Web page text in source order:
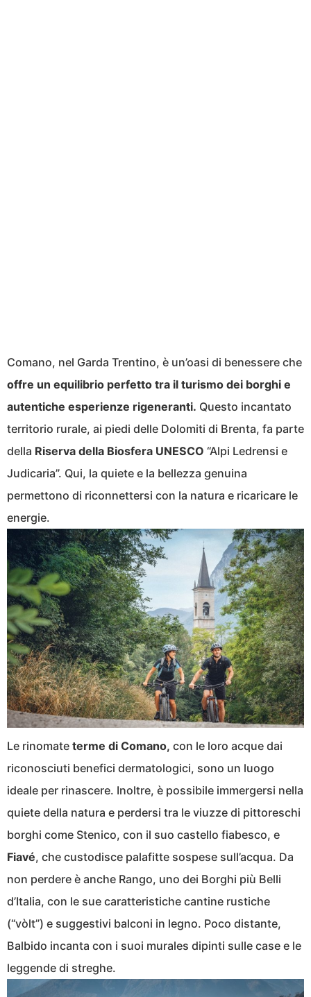
Comano, nel Garda Trentino, è un’oasi di benessere che
offre un equilibrio perfetto tra il turismo dei borghi e
autentiche esperienze rigeneranti. Questo incantato
territorio rurale, ai piedi delle Dolomiti di Brenta, fa parte
della Riserva della Biosfera UNESCO “Alpi Ledrensi e
Judicaria”. Qui, la quiete e la bellezza genuina
permettono di riconnettersi con la natura e ricaricare le
energie.
Le rinomate terme di Comano, con le loro acque dai
riconosciuti benefici dermatologici, sono un luogo
ideale per rinascere. Inoltre, è possibile immergersi nella
quiete della natura e perdersi tra le viuzze di pittoreschi
borghi come Stenico, con il suo castello fiabesco, e
Fiavé, che custodisce palafitte sospese sull’acqua. Da
non perdere è anche Rango, uno dei Borghi più Belli
d’Italia, con le sue caratteristiche cantine rustiche
(“vòlt”) e suggestivi balconi in legno. Poco distante,
Balbido incanta con i suoi murales dipinti sulle case e le
leggende di streghe.